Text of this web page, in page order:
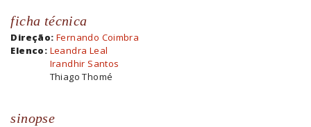
ficha técnica
Direção: Fernando Coimbra
Elenco: Leandra Leal
Irandhir Santos
Thiago Thomé
sinopse